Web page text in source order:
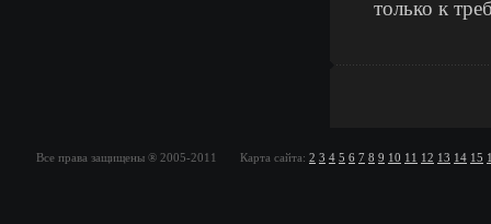
только к
Все права защищены ® 2005-2011 Карта сайта: 2 3 4 5 6 7 8 9 10 11 12 13 14 15